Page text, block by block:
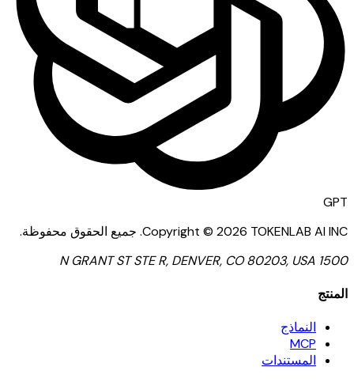
GPT
Copyright © 2026 TOKENLAB AI INC
. جميع الحقوق محفوظة.
1500 N GRANT ST STE R, DENVER, CO 80203, USA
المنتج
النماذج
MCP
المستندات